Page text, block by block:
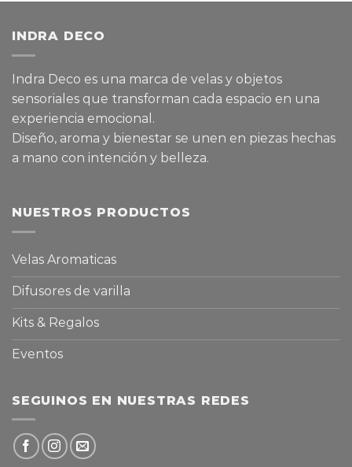
INDRA DECO
Indra Deco es una marca de velas y objetos
sensoriales que transforman cada espacio en una
experiencia emocional.
Diseño, aroma y bienestar se unen en piezas hechas
a mano con intención y belleza.
NUESTROS PRODUCTOS
Velas Aromaticas
Difusores de varilla
Kits & Regalos
Eventos
SEGUINOS EN NUESTRAS REDES